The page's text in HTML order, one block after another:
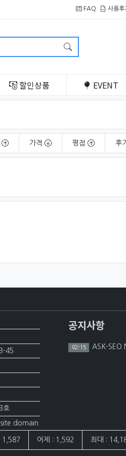
FAQ 사용후
할인상품 EVENT
가격 평점 후
45
호
공지사항
02-15 ASK-
1,587 어제 : 1,592 최대 :